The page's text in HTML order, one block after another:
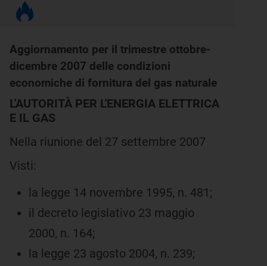
Aggiornamento per il trimestre ottobre-
dicembre 2007 delle condizioni
economiche di fornitura del gas naturale
L'AUTORITÀ PER L'ENERGIA ELETTRICA
E IL GAS
Nella riunione del 27 settembre 2007
Visti:
la legge 14 novembre 1995, n. 481;
il decreto legislativo 23 maggio
2000, n. 164;
la legge 23 agosto 2004, n. 239;